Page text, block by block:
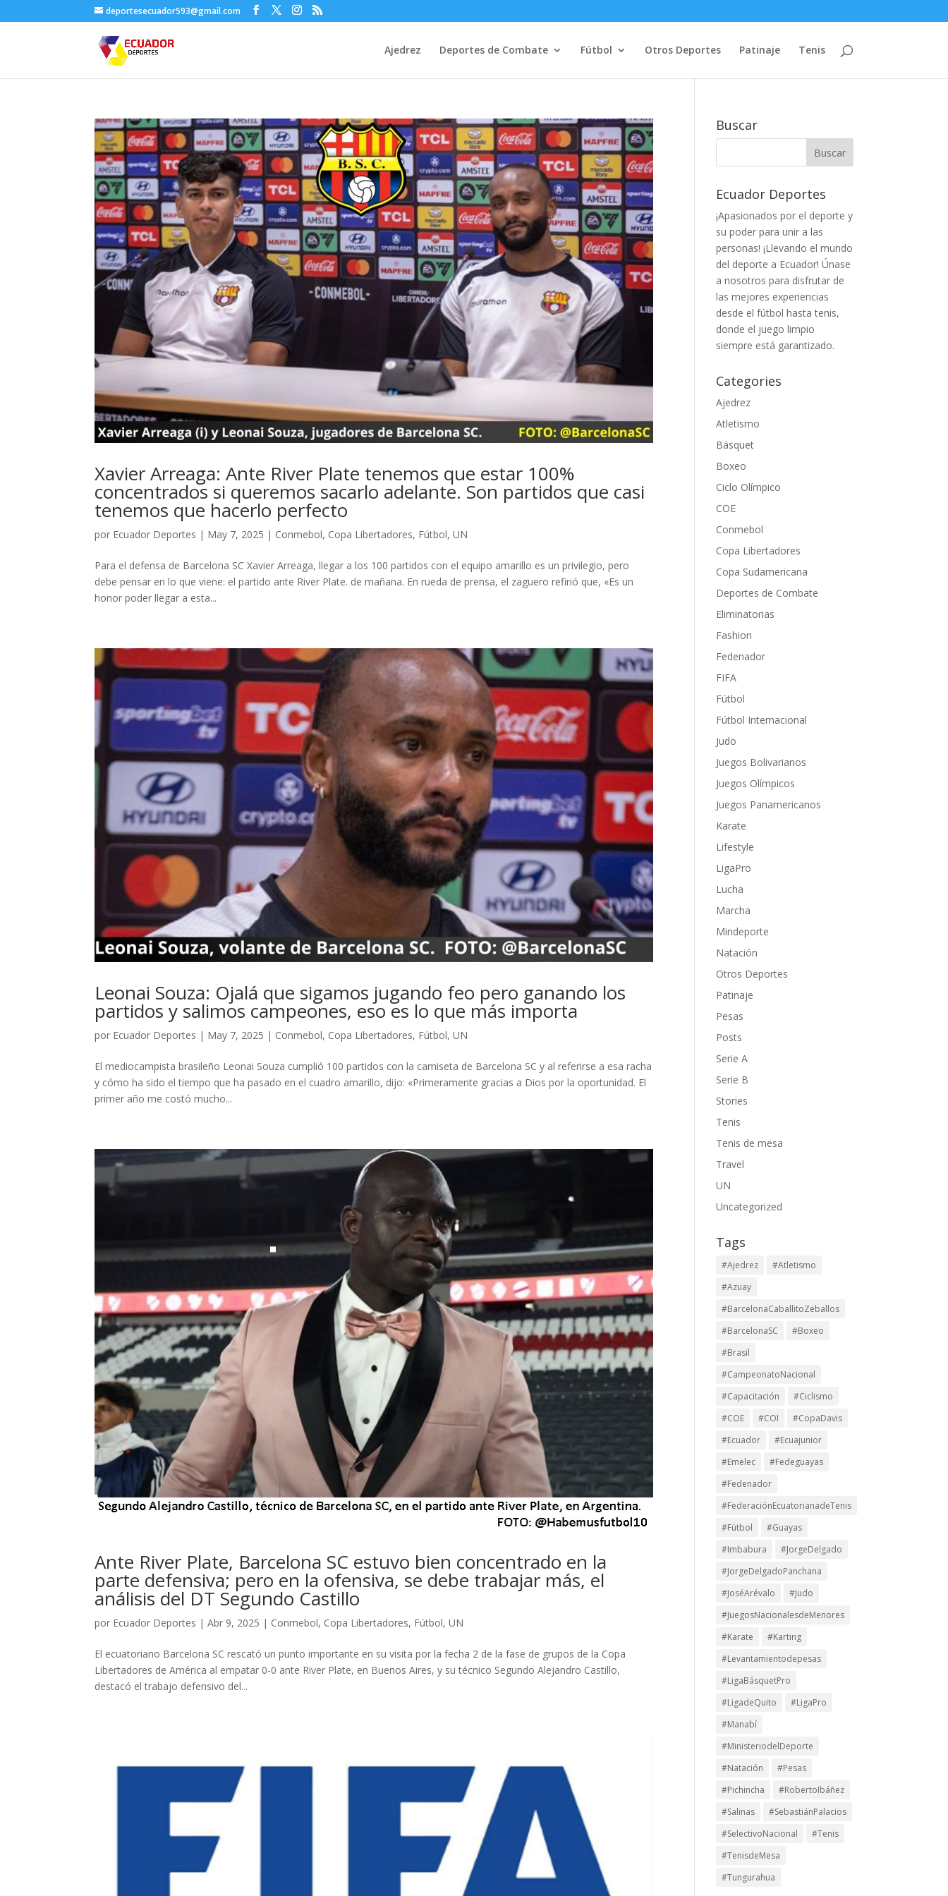
deportesecuador593@gmail.com
Ajedrez Deportes de Combate Fútbol Otros Deportes Patinaje Tenis
Xavier Arreaga: Ante River Plate tenemos que estar 100%
concentrados si queremos sacarlo adelante. Son partidos que casi
tenemos que hacerlo perfecto
por Ecuador Deportes | May 7, 2025 | Conmebol, Copa Libertadores, Fútbol,UN
Para el defensa de Barcelona SC Xavier Arreaga, llegar a los 100 partidos con el equipo amarillo es un privilegio, pero
debe pensar en lo que viene: el partido ante River Plate. de mañana. En rueda de prensa, el zaguero refirió que, «Es un
honor poder llegar a esta...
Leonai Souza: Ojalá que sigamos jugando feo pero ganando los
partidos y salimos campeones, eso es lo que más importa
por Ecuador Deportes | May 7, 2025 | Conmebol, Copa Libertadores, Fútbol,UN
El mediocampista brasileño Leonai Souza cumplió 100 partidos con la camiseta de Barcelona SC y al referirse a esa racha
y cómo ha sido el tiempo que ha pasado en el cuadro amarillo, dijo: «Primeramente gracias a Dios por la oportunidad. El
primer año me costó mucho...
Ante River Plate, Barcelona SC estuvo bien concentrado en la
parte defensiva; pero en la ofensiva, se debe trabajar más, el
análisis del DT Segundo Castillo
por Ecuador Deportes |Abr 9, 2025 | Conmebol, Copa Libertadores, Fútbol,UN
El ecuatoriano Barcelona SC rescató un punto importante en su visita por la fecha 2 de la fase de grupos de la Copa
Libertadores de América al empatar 0-0 ante River Plate, en Buenos Aires, y su técnico Segundo Alejandro Castillo,
destacó el trabajo defensivo del...
Buscar
Ecuador Deportes
¡Apasionados por el deporte y
su poder para unir a las
personas! ¡Llevando el mundo
del deporte a Ecuador! Únase
a nosotros para disfrutar de
las mejores experiencias
desde el fútbol hasta tenis,
donde el juego limpio
siempre está garantizado.
Categories
Ajedrez
Atletismo
Básquet
Boxeo
Ciclo Olímpico
COE
Conmebol
Copa Libertadores
Copa Sudamericana
Deportes de Combate
Eliminatorias
Fashion
Fedenador
FIFA
Fútbol
Fútbol Internacional
Judo
Juegos Bolivarianos
Juegos Olímpicos
Juegos Panamericanos
Karate
Lifestyle
LigaPro
Lucha
Marcha
Mindeporte
Natación
Otros Deportes
Patinaje
Pesas
Posts
Serie A
Serie B
Stories
Tenis
Tenis de mesa
Travel
UN
Uncategorized
Tags
#Ajedrez
#Atletismo
#Azuay
#BarcelonaCaballitoZeballos
#BarcelonaSC
#Boxeo
#Brasil
#CampeonatoNacional
#Capacitación
#Ciclismo
#COE
#COI
#CopaDavis
#Ecuador
#Ecuajunior
#Emelec
#Fedeguayas
#Fedenador
#FederaciónEcuatorianadeTenis
#Fútbol
#Guayas
#Imbabura
#JorgeDelgado
#JorgeDelgadoPanchana
#JoséArévalo
#Judo
#JuegosNacionalesdeMenores
#Karate
#Karting
#Levantamientodepesas
#LigaBásquetPro
#LigadeQuito
#LigaPro
#Manabí
#MinisteriodelDeporte
#Natación
#Pesas
#Pichincha
#RobertoIbáñez
#Salinas
#SebastiánPalacios
#SelectivoNacional
#Tenis
#TenisdeMesa
#Tungurahua